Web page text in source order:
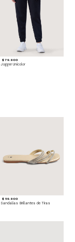
$ 79.900
Jogger Unicolor
$ 59.900
Sandalias Brillantes de Tiras